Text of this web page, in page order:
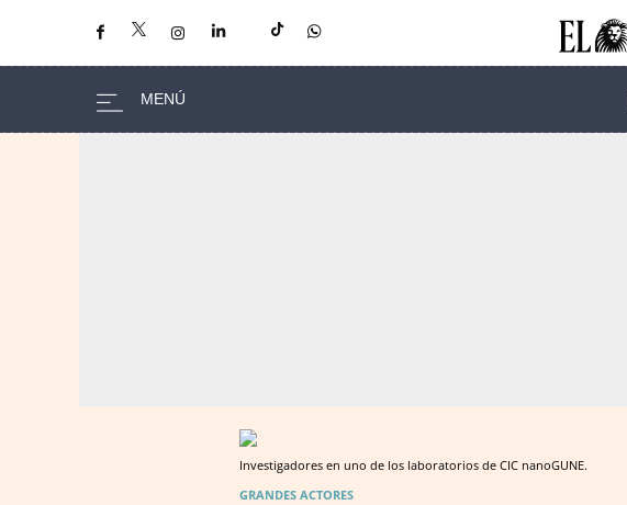
Investigadores en uno de los laboratorios de CIC nanoGUNE.
GRANDES ACTORES